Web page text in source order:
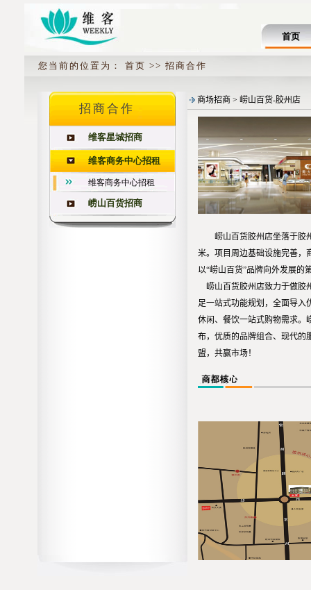
首页
您当前的位置为： 首页 >> 招商合作
招商合作
维客星城招商
维客商务中心招租
维客商务中心招租
崂山百货招商